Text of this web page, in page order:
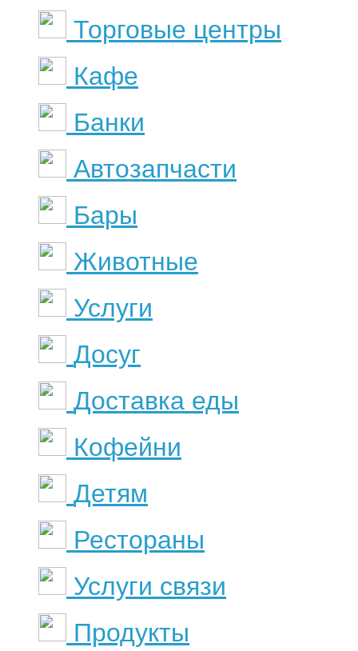
Торговые центры
Кафе
Банки
Автозапчасти
Бары
Животные
Услуги
Досуг
Доставка еды
Кофейни
Детям
Рестораны
Услуги связи
Продукты